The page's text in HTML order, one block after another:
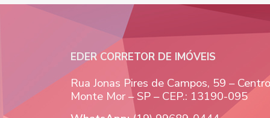
EDER CORRETOR DE IMÓVEIS
Rua Jonas Pires de Campos, 59 – Centro
Monte Mor – SP – CEP.: 13190-095